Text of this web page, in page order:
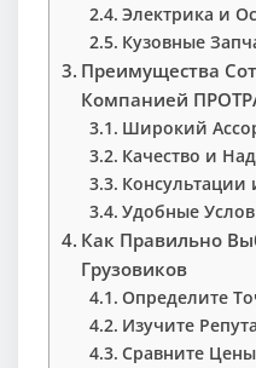
Электрика и
Кузовные
Преимущества
Компанией
Широкий
Качество и
Консультации
Удобные
Как Правильно
Грузовиков
Определите
Изучите
Сравните